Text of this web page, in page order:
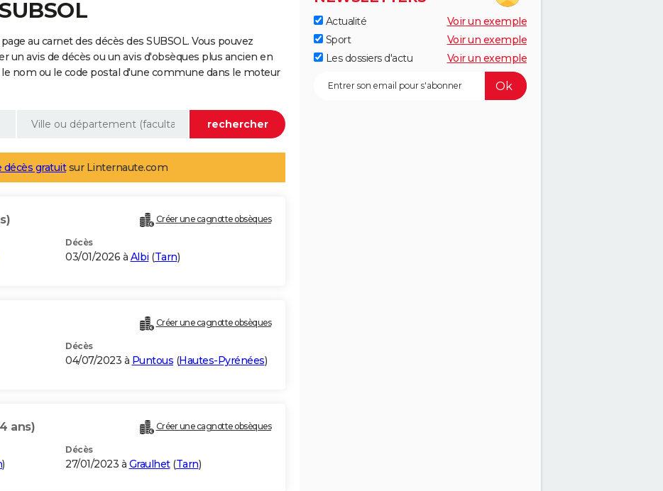
au carnet des décès des SUBSOL. Vous pouvez
un avis de décès ou un avis d'obsèques plus ancien en
nom ou le code postal d'une commune dans le moteur
décès gratuitsur Linternaute.com
Créer une cagnotte obsèques
Décès
03/01/2026 à Albi (Tarn)
Créer une cagnotte obsèques
Décès
04/07/2023 à Puntous (Hautes-Pyrénées)
ans) Créer une cagnotte obsèques
)
Décès
27/01/2023 à Graulhet(Tarn)
Actualité
Voir un exemple
Sport
Voir un exemple
Les dossiers d'actu
Voir un exemple